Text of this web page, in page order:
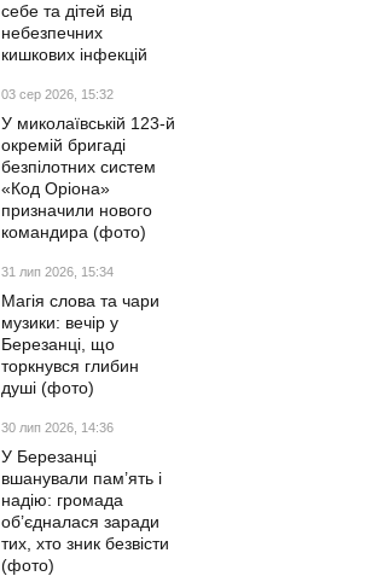
себе та дітей від
небезпечних
кишкових інфекцій
03 сер 2026, 15:32
У миколаївській 123-й
окремій бригаді
безпілотних систем
«Код Оріона»
призначили нового
командира (фото)
31 лип 2026, 15:34
Магія слова та чари
музики: вечір у
Березанці, що
торкнувся глибин
душі (фото)
30 лип 2026, 14:36
У Березанці
вшанували пам’ять і
надію: громада
об’єдналася заради
тих, хто зник безвісти
(фото)